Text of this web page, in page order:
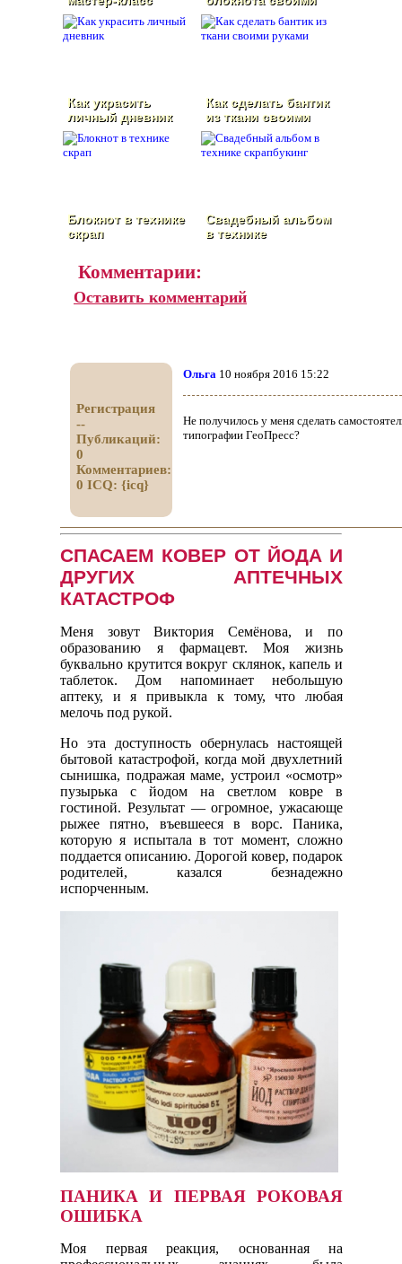
руками
Как украсить
личный дневник
Как сделать бантик
из ткани своими
руками
Блокнот в технике
скрап
Свадебный альбом
в технике
Комментарии:
Оставить комментарий
Регистрация
--
Публикаций:
0
Комментариев:
0 ICQ: {icq}
Ольга 10 ноября 2016 15:22
Не получилось у меня сделать
типографии ГеоПресс?
СПАСАЕМ КОВЕР ОТ ЙОДА И
ДРУГИХ АПТЕЧНЫХ
КАТАСТРОФ
Меня зовут Виктория Семёнова, и по
образованию я фармацевт. Моя жизнь
буквально крутится вокруг склянок, капель и
таблеток. Дом напоминает небольшую
аптеку, и я привыкла к тому, что любая
мелочь под рукой.
Но эта доступность обернулась настоящей
бытовой катастрофой, когда мой двухлетний
сынишка, подражая маме, устроил «осмотр»
пузырька с йодом на светлом ковре в
гостиной. Результат — огромное, ужасающе
рыжее пятно, въевшееся в ворс. Паника,
которую я испытала в тот момент, сложно
поддается описанию. Дорогой ковер, подарок
родителей, казался безнадежно
испорченным.
ПАНИКА И ПЕРВАЯ РОКОВАЯ
ОШИБКА
Моя первая реакция, основанная на